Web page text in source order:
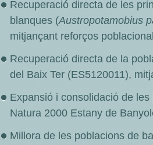
Recuperació directa de les
blanques (Austropotamobius
mitjançant reforços
Recuperació directa de la
del Baix Ter (ES5120011),
Expansió i consolidació de
Natura 2000 Estany de
Millora de les poblacions de